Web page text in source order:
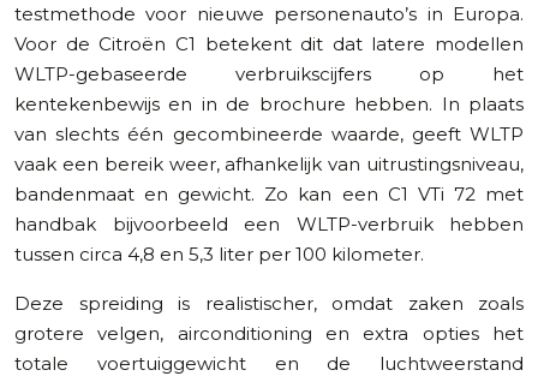
testmethode voor nieuwe personenauto’s in Europa.
Voor de Citroën C1 betekent dit dat latere modellen
WLTP-gebaseerde verbruikscijfers op het
kentekenbewijs en in de brochure hebben. In plaats
van slechts één gecombineerde waarde, geeft WLTP
vaak een bereik weer, afhankelijk van uitrustingsniveau,
bandenmaat en gewicht. Zo kan een C1 VTi 72 met
handbak bijvoorbeeld een WLTP-verbruik hebben
tussen circa 4,8 en 5,3 liter per 100 kilometer.
Deze spreiding is realistischer, omdat zaken zoals
grotere velgen, airconditioning en extra opties het
totale voertuiggewicht en de luchtweerstand